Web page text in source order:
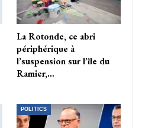
La Rotonde, ce abri
périphérique à
l’suspension sur l’île du
Ramier,…
POLITICS